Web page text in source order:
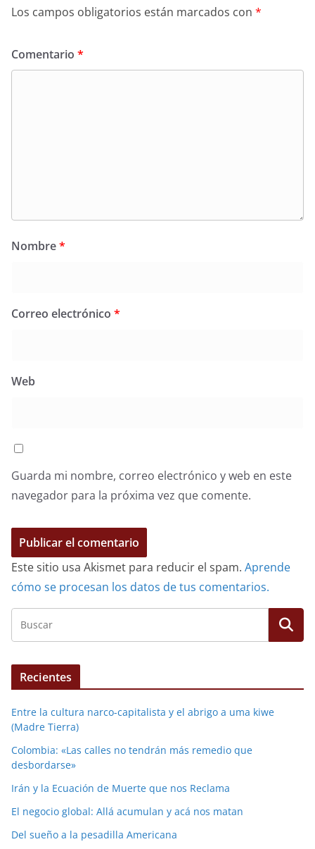
Los campos obligatorios están marcados con *
Comentario *
Nombre*
Correo electrónico *
Web
Guarda mi nombre, correo electrónico y web en este
navegador para la próxima vez que comente.
Este sitio usa Akismet para reducir el spam. Aprende
cómo se procesan los datos de tus comentarios.
Recientes
Entre la cultura narco-capitalista y el abrigo a uma kiwe
(Madre Tierra)
Colombia: «Las calles no tendrán más remedio que
desbordarse»
Irán y la Ecuación de Muerte que nos Reclama
El negocio global: Allá acumulan y acá nos matan
Del sueño a la pesadilla Americana